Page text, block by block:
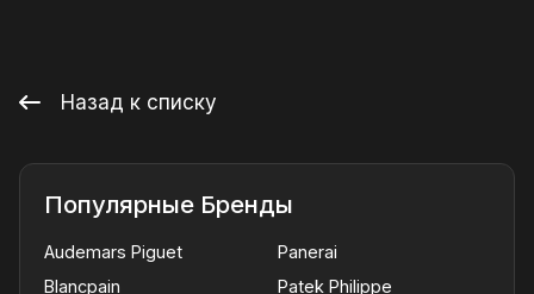
Назад к списку
Популярные Бренды
Audemars Piguet
Blancpain
Panerai
Patek Philippe